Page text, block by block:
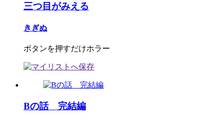
三つ目がみえる
きぎぬ
ボタンを押すだけホラー
Bの話 完結編